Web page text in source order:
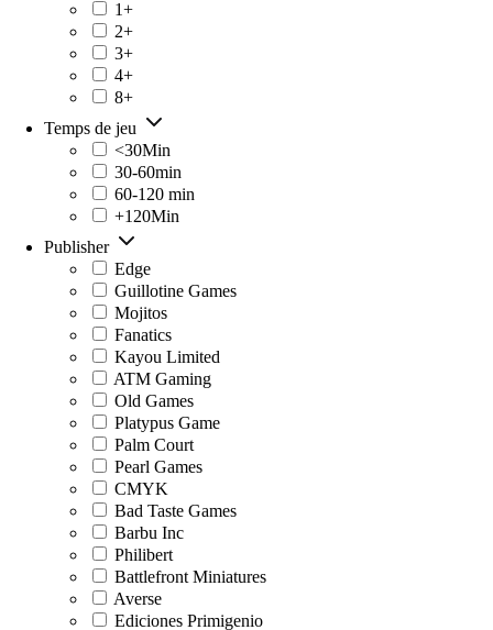
1+
2+
3+
4+
8+
Temps de jeu
<30Min
30-60min
60-120 min
+120Min
Publisher
Edge
Guillotine Games
Mojitos
Fanatics
Kayou Limited
ATM Gaming
Old Games
Platypus Game
Palm Court
Pearl Games
CMYK
Bad Taste Games
Barbu Inc
Philibert
Battlefront Miniatures
Averse
Ediciones Primigenio